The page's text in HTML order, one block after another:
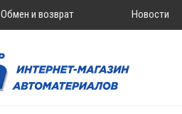
Обмен и возврат Новости